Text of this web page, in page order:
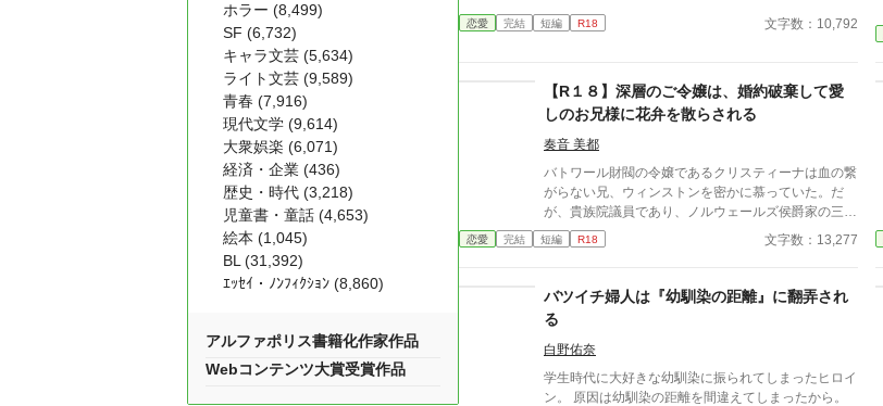
恋愛 完結 短編 R18 文字数：10,792
【R１８】深層のご令嬢は、婚約破棄して愛
しのお兄様に花弁を散らされる
奏音 美都
バトワール財閥の令嬢であるクリスティーナは血の繋
がらない兄、ウィンストンを密かに慕っていた。だ
が、貴族院議員であり、ノルウェールズ侯爵家の三男
であるコンラッドとの婚姻話が持ち上がり、バトワー
ル財閥、ひいては会社の経営に携わる兄のために、お
のウィンストンに迫られていた。 「ノルウェールズ
侯爵の御曹司とのお見合いが決まったって聞いたんだ
が、本当なのか？」」 どう尋ねる兄の真意は……
恋愛 完結 短編 R18 文字数：13,277
バツイチ婦人は『幼馴染の距離』に翻弄され
る
白野佑奈
学生時代に大好きな幼馴染に振られてしまったヒロイ
ン。 原因は幼馴染の距離を間違えてしまったから。
ホラー (8,499)
SF (6,732)
キャラ文芸 (5,634)
ライト文芸 (9,589)
青春 (7,916)
現代文学 (9,614)
大衆娯楽 (6,071)
経済・企業 (436)
歴史・時代 (3,218)
児童書・童話 (4,653)
絵本 (1,045)
BL (31,392)
ｴｯｾｲ・ﾉﾝﾌｨｸｼｮﾝ (8,860)
アルファポリス書籍化作家作品
Webコンテンツ大賞受賞作品